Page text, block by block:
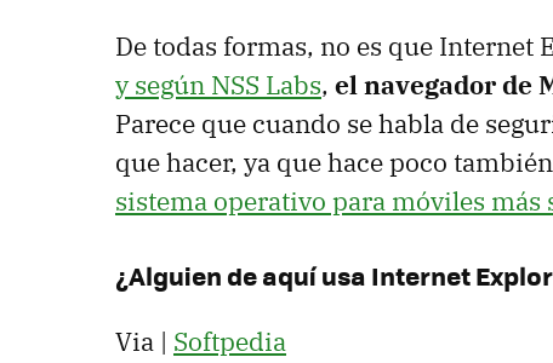
De todas formas, no es que Internet
y según NSS Labs, el navegador de
Parece que cuando se habla de
que hacer, ya que hace poco
sistema operativo para móviles más
¿Alguien de aquí usa Internet
Via | Softpedia